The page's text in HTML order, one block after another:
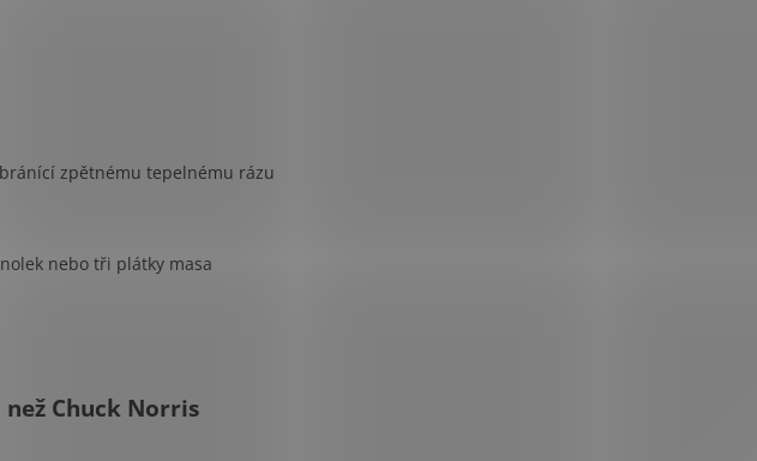
zpětnému tepelnému rázu
nebo tři plátky masa
Chuck Norris